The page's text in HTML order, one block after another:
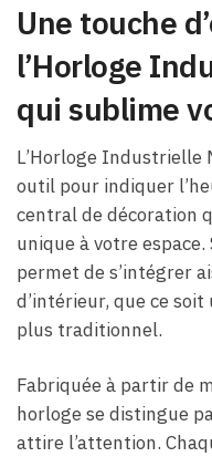
Une touche
l’Horloge
qui sublime
L’Horloge Industrielle
outil pour indiquer
central de décoration
unique à votre
permet de s’intégrer
d’intérieur, que ce
plus traditionnel.
Fabriquée à partir de
horloge se distingue
attire l’attention.